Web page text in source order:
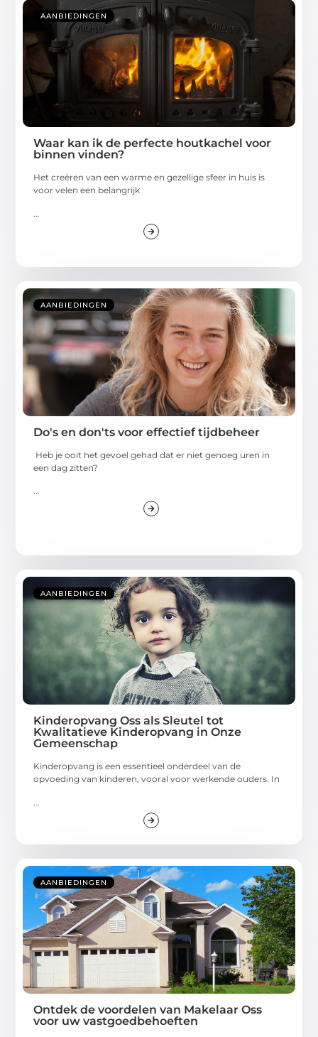
AANBIEDINGEN
Waar kan ik de perfecte houtkachel voor
binnen vinden?
Het creëren van een warme en gezellige sfeer in huis is
voor velen een belangrijk
AANBIEDINGEN
Do's en don'ts voor effectief tijdbeheer
Heb je ooit het gevoel gehad dat er niet genoeg uren in
een dag zitten?
...
AANBIEDINGEN
Kinderopvang Oss als Sleutel tot
Kwalitatieve Kinderopvang in Onze
Gemeenschap
Kinderopvang is een essentieel onderdeel van de
opvoeding van kinderen, vooral voor werkende ouders. In
AANBIEDINGEN
Ontdek de voordelen van Makelaar Oss
voor uw vastgoedbehoeften